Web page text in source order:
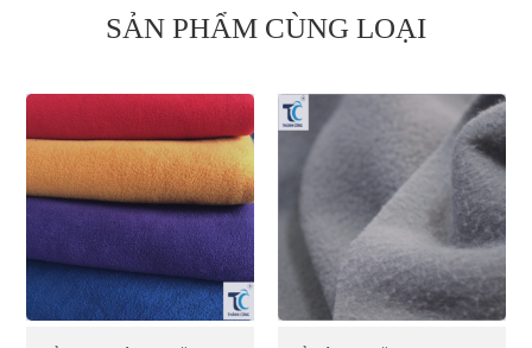
SẢN PHẨM CÙNG LOẠI